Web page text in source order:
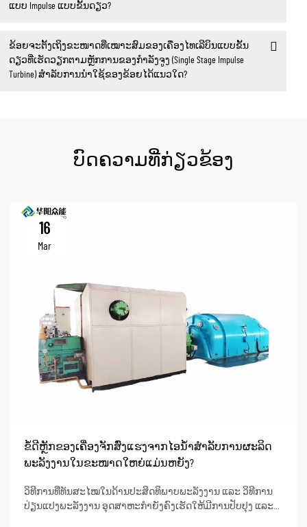
ແບບ Impulse ແບບຂັ້ນດຽວ?
ຂ້ອຍຈະຕັ້ງເຖິງຂະໜາດທີ່ເໝາະສົມຂອງເຄື່ອງໄທເລີບິນແບບຂັ້ນ
ດຽວທີ່ເຮັດວຽກຕາມຫຼັກການຂອງກຳລັງຈູງ (Single Stage Impulse
Turbine) ສຳລັບການນຳໃຊ້ຂອງຂ້ອຍໄດ້ແນວໃດ?
ບົດຄວາມທີ່ກ່ຽວຂ້ອງ
16
Mar
ຂໍ້ດີຫຼັກຂອງເຄື່ອງຈັກສົ່ງແຮງຈາກໄອນ້ຳສຳລັບການຜະລິດ
ພະລັງງານໃນຂະໜາດໃຫຍ່ແມ່ນຫຍັງ?
ວິທີການທີ່ທັນສະໄໝໃນດ້ານປະສິດທິພາບພະລັງງານ ແລະ ວິທີການ
ປ່ຽນແປງພະລັງງານ ອຸດສາຫະກຳຍັງຄົງເຮັດໃຫ້ມີການປັບປຸງ ແລະ